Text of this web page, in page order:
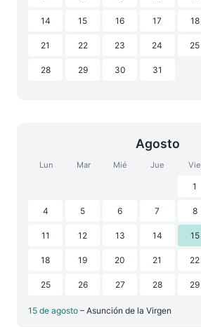
14 15 16 17 18
21 22 23 24 25
28 29 30 31
Agosto
Lun Mar Mié Jue Vie
1
4 5 6 7 8
11 12 13 14 15
18 19 20 21 22
25 26 27 28 29
15 de agosto – Asunción de la Virgen